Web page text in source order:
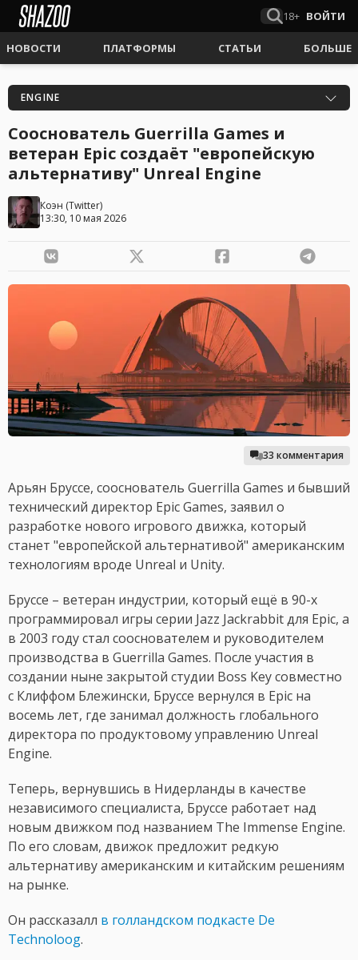
18+ ВОЙТИ
НОВОСТИ ПЛАТФОРМЫ СТАТЬИ БОЛЬШЕ
ENGINE
Сооснователь Guerrilla Games и
ветеран Epic создаёт "европейскую
альтернативу" Unreal Engine
Коэн (Twitter)
13:30, 10 мая 2026
33 комментария
Арьян Бруссе, сооснователь Guerrilla Games и бывший
технический директор Epic Games, заявил о
разработке нового игрового движка, который
станет "европейской альтернативой" американским
технологиям вроде Unreal и Unity.
Бруссе – ветеран индустрии, который ещё в 90-х
программировал игры серии Jazz Jackrabbit для Epic, а
в 2003 году стал сооснователем и руководителем
производства в Guerrilla Games. После участия в
создании ныне закрытой студии Boss Key совместно
с Клиффом Блежински, Бруссе вернулся в Epic на
восемь лет, где занимал должность глобального
директора по продуктовому управлению Unreal
Engine.
Теперь, вернувшись в Нидерланды в качестве
независимого специалиста, Бруссе работает над
новым движком под названием The Immense Engine.
По его словам, движок предложит редкую
альтернативу американским и китайским решениям
на рынке.
Он рассказалл в голландском подкасте De
Technoloog.